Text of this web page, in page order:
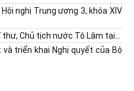
nghị Trung ương 3, khóa XIV
Chủ tịch nước Tô Lâm tại...
triển khai Nghị quyết của Bộ